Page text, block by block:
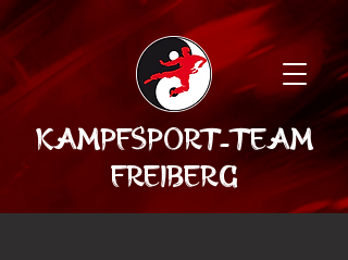
Kampfsport-Team
Freiberg